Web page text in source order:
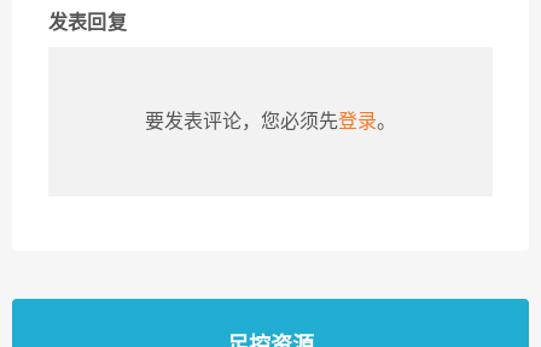
发表回复
要发表评论，您必须先登录。